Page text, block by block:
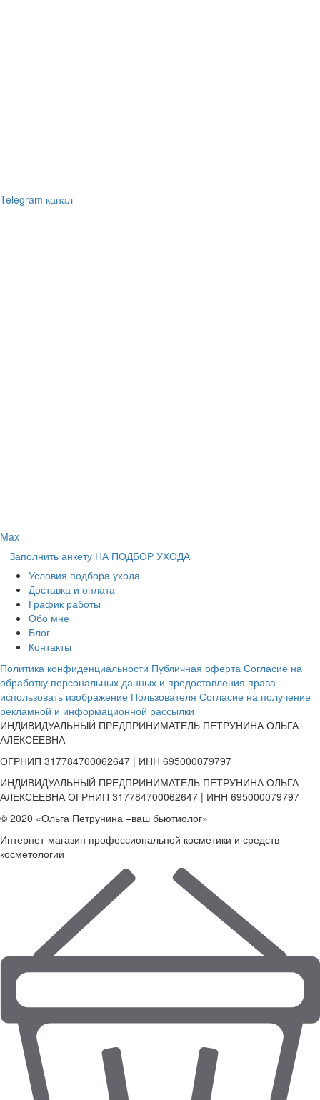
Telegram канал
Max
Заполнить анкету НА ПОДБОР УХОДА
Условия подбора ухода
Доставка и оплата
График работы
Обо мне
Блог
Контакты
Политика конфиденциальности Публичная оферта Согласие на
обработку персональных данных и предоставления права
использовать изображение Пользователя Согласие на получение
рекламной и информационной рассылки
ИНДИВИДУАЛЬНЫЙ ПРЕДПРИНИМАТЕЛЬ ПЕТРУНИНА ОЛЬГА
АЛЕКСЕЕВНА
ОГРНИП 317784700062647 | ИНН 695000079797
ИНДИВИДУАЛЬНЫЙ ПРЕДПРИНИМАТЕЛЬ ПЕТРУНИНА ОЛЬГА
АЛЕКСЕЕВНА ОГРНИП 317784700062647 | ИНН 695000079797
© 2020 «Ольга Петрунина –ваш бьютиолог»
Интернет-магазин профессиональной косметики и средств
косметологии